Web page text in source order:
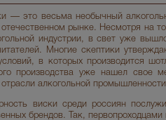
— это весьма необычный
отечественном рынке. Несмотря на
индустрии, в свет уже
Многие скептики
в которых производится
производства уже нашел
отрасли алкогольной
виски среди россиян
брендов. Так,